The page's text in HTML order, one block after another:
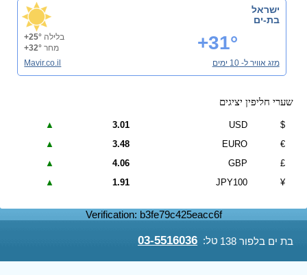
בת ים בלפור 138 טל: 03-5516036
ישראל
בת-ים
+31° בלילה +25°
מחר +32°
מזג אוויר ל- 10 ימים
Mavir.co.il
שערי חליפין יציגים
$
USD
3.01
▲
€
EURO
3.48
▲
£
GBP
4.06
▲
¥
JPY100
1.91
▲
Verification: b3fe79c425eacc6f